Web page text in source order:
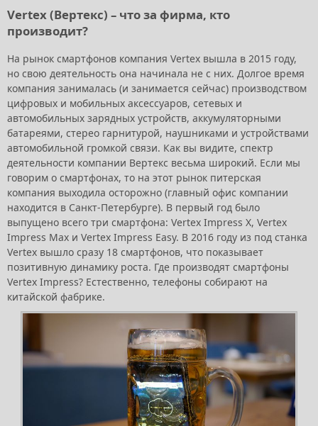
Vertex (Вертекс) – что за фирма, кто
производит?
На рынок смартфонов компания Vertex вышла в 2015 году,
но свою деятельность она начинала не с них. Долгое время
компания занималась (и занимается сейчас) производством
цифровых и мобильных аксессуаров, сетевых и
автомобильных зарядных устройств, аккумуляторными
батареями, стерео гарнитурой, наушниками и устройствами
автомобильной громкой связи. Как вы видите, спектр
деятельности компании Вертекс весьма широкий. Если мы
говорим о смартфонах, то на этот рынок питерская
компания выходила осторожно (главный офис компании
находится в Санкт-Петербурге). В первый год было
выпущено всего три смартфона: Vertex Impress X, Vertex
Impress Max и Vertex Impress Easy. В 2016 году из под станка
Vertex вышло сразу 18 смартфонов, что показывает
позитивную динамику роста. Где производят смартфоны
Vertex Impress? Естественно, телефоны собирают на
китайской фабрике.